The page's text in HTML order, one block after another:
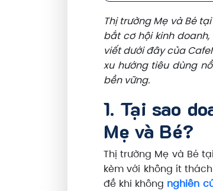
Thị trường Mẹ và Bé
bắt cơ hội kinh
viết dưới đây của
xu hướng tiêu dùng
bền vững.
1. Tại sao
Mẹ và Bé?
Thị trường Mẹ và Bé
kèm với không ít
đề khi không nghiên